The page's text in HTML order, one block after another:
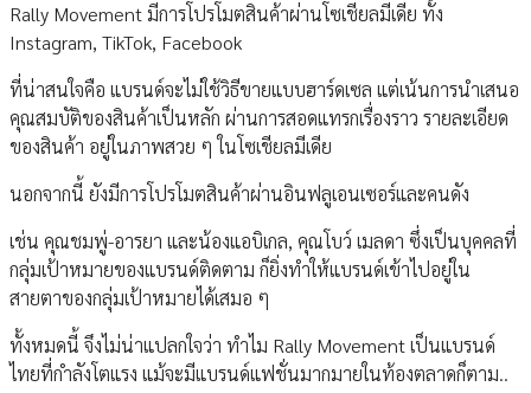
Rally Movement มีการโปรโมตสินค้าผ่านโซเชียลมีเดีย ทั้ง
Instagram, TikTok, Facebook
ที่น่าสนใจคือ แบรนด์จะไม่ใช้วิธีขายแบบฮาร์ดเซล แต่เน้นการนำเสนอ
คุณสมบัติของสินค้าเป็นหลัก ผ่านการสอดแทรกเรื่องราว รายละเอียด
ของสินค้า อยู่ในภาพสวย ๆ ในโซเชียลมีเดีย
นอกจากนี้ ยังมีการโปรโมตสินค้าผ่านอินฟลูเอนเซอร์และคนดัง
เช่น คุณชมพู่-อารยา และน้องแอบิเกล, คุณโบว์ เมลดา ซึ่งเป็นบุคคลที่
กลุ่มเป้าหมายของแบรนด์ติดตาม ก็ยิ่งทำให้แบรนด์เข้าไปอยู่ใน
สายตาของกลุ่มเป้าหมายได้เสมอ ๆ
ทั้งหมดนี้ จึงไม่น่าแปลกใจว่า ทำไม Rally Movement เป็นแบรนด์
ไทยที่กำลังโตแรง แม้จะมีแบรนด์แฟชั่นมากมายในท้องตลาดก็ตาม..